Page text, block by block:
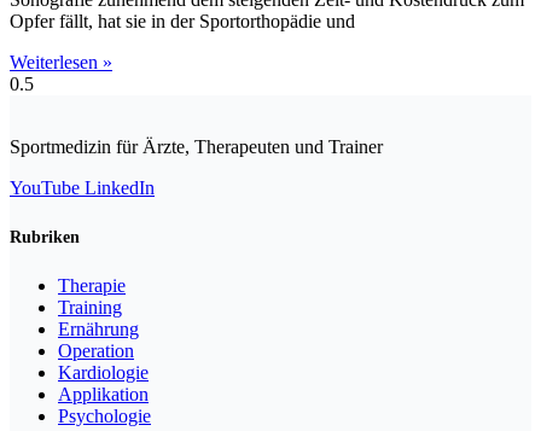
Opfer fällt, hat sie in der Sportorthopädie und
Weiterlesen »
Sportmedizin für Ärzte, Therapeuten und Trainer
YouTube LinkedIn
Rubriken
Therapie
Training
Ernährung
Operation
Kardiologie
Applikation
Psychologie